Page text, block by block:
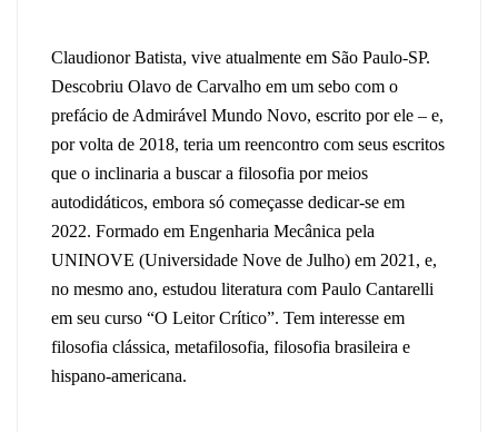
Claudionor Batista, vive atualmente em São Paulo-SP.
Descobriu Olavo de Carvalho em um sebo com o
prefácio de Admirável Mundo Novo, escrito por ele – e,
por volta de 2018, teria um reencontro com seus escritos
que o inclinaria a buscar a filosofia por meios
autodidáticos, embora só começasse dedicar-se em
2022. Formado em Engenharia Mecânica pela
UNINOVE (Universidade Nove de Julho) em 2021, e,
no mesmo ano, estudou literatura com Paulo Cantarelli
em seu curso “O Leitor Crítico”. Tem interesse em
filosofia clássica, metafilosofia, filosofia brasileira e
hispano-americana.